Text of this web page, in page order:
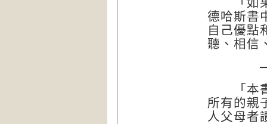
德哈斯書
自己優點
聽、相信
「本書
所有的親
人父母者